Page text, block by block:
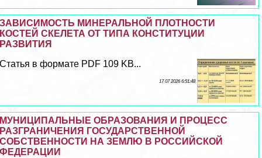
ЗАВИСИМОСТЬ МИНЕРАЛЬНОЙ ПЛОТНОСТИ
КОСТЕЙ СКЕЛЕТА ОТ ТИПА КОНСТИТУЦИИ
РАЗВИТИЯ
Статья в формате PDF 109 KB...
17 07 2026 6:51:48
МУНИЦИПАЛЬНЫЕ ОБРАЗОВАНИЯ И ПРОЦЕСС
РАЗГРАНИЧЕНИЯ ГОСУДАРСТВЕННОЙ
СОБСТВЕННОСТИ НА ЗЕМЛЮ В РОССИЙСКОЙ
ФЕДЕРАЦИИ